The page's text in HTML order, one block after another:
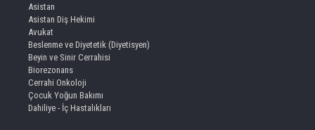
Asistan
Asistan Diş Hekimi
Avukat
Beslenme ve Diyetetik (Diyetisyen)
Beyin ve Sinir Cerrahisi
Biorezonans
Cerrahi Onkoloji
Çocuk Yoğun Bakımı
Dahiliye - İç Hastalıkları